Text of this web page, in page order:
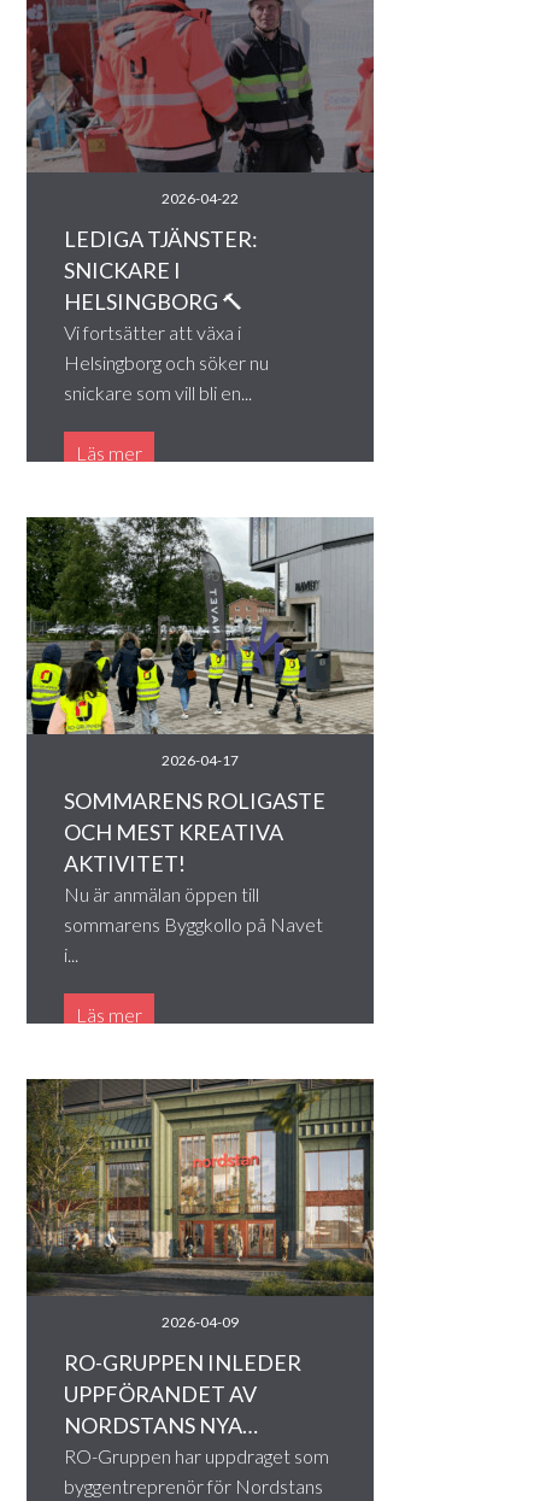
2026-04-22
LEDIGA TJÄNSTER:
SNICKARE I
HELSINGBORG 🔨
Vi fortsätter att växa i
Helsingborg och söker nu
snickare som vill bli en...
Läs mer
2026-04-17
SOMMARENS ROLIGASTE
OCH MEST KREATIVA
AKTIVITET!
Nu är anmälan öppen till
sommarens Byggkollo på Navet
i...
Läs mer
2026-04-09
RO-GRUPPEN INLEDER
UPPFÖRANDET AV
NORDSTANS NYA…
RO-Gruppen har uppdraget som
byggentreprenör för Nordstans